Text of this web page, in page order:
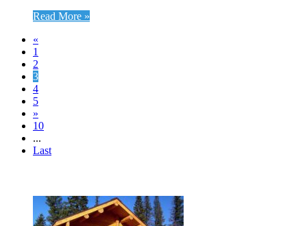
Read More »
«
1
2
3
4
5
»
10
...
Last